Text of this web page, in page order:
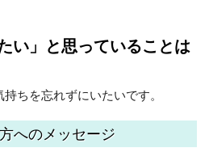
い」と思っていることは
ちを忘れずにいたいです。
へのメッセージ